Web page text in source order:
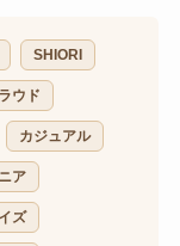
SHIORI
ウド
カジュアル
ア
ズ